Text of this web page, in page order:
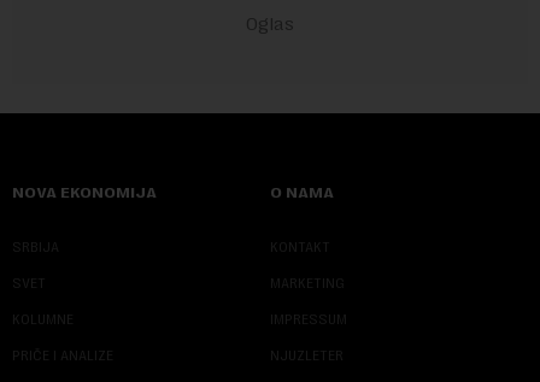
NOVA EKONOMIJA
SRBIJA
SVET
KOLUMNE
PRIČE I ANALIZE
O NAMA
KONTAKT
MARKETING
IMPRESSUM
NJUZLETER